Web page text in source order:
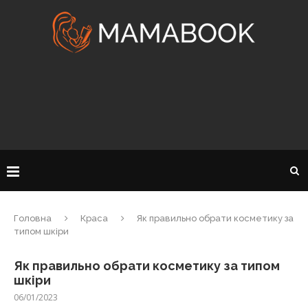
Головна Краса
Як правильно обрати косметику за
типом шкіри
Як правильно обрати косметику за типом
шкіри
06/01/2023